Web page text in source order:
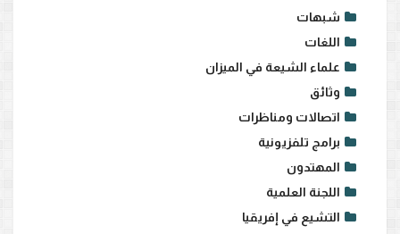
شبهات
اللغات
علماء الشيعة في الميزان
وثائق
اتصالات ومناظرات
برامج تلفزيونية
المهتدون
اللجنة العلمية
التشيع في إفريقيا